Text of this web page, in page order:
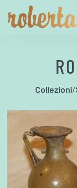
Collezioni/